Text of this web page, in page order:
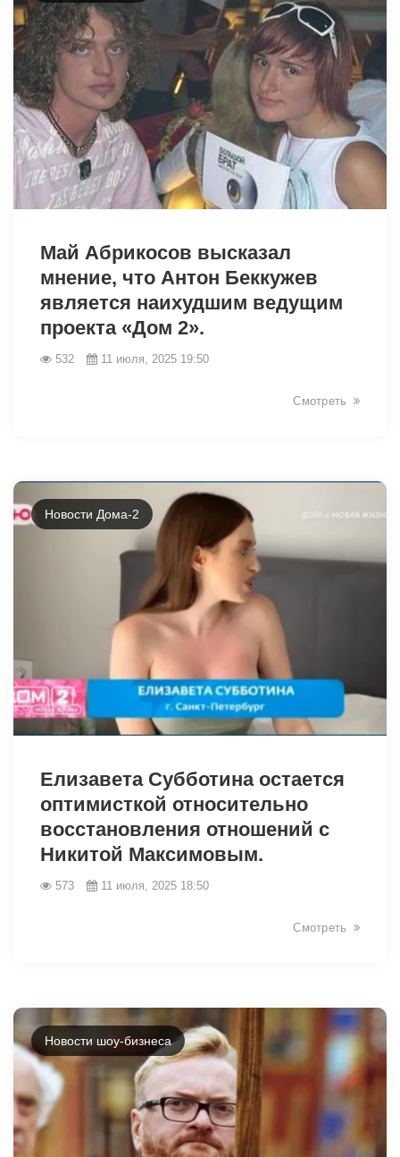
Май Абрикосов высказал
мнение, что Антон Беккужев
является наихудшим ведущим
проекта «Дом 2».
532 11 июля, 2025 19:50
Смотреть
Новости Дома-2
Елизавета Субботина остается
оптимисткой относительно
восстановления отношений с
Никитой Максимовым.
573 11 июля, 2025 18:50
Смотреть
Новости шоу-бизнеса